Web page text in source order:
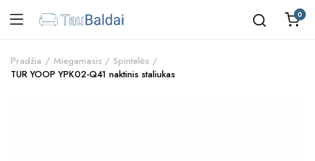
0
Pradžia Miegamasis
Spintelės
TUR YOOP YPK02-Q41 naktinis staliukas